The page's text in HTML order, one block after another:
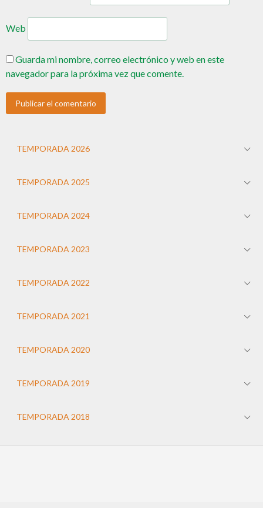
Web
Guarda mi nombre, correo electrónico y web en este
navegador para la próxima vez que comente.
TEMPORADA 2026
TEMPORADA 2025
TEMPORADA 2024
TEMPORADA 2023
TEMPORADA 2022
TEMPORADA 2021
TEMPORADA 2020
TEMPORADA 2019
TEMPORADA 2018